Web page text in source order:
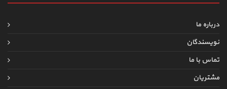
درباره ما
نویسندگان
تماس با ما
مشتریان